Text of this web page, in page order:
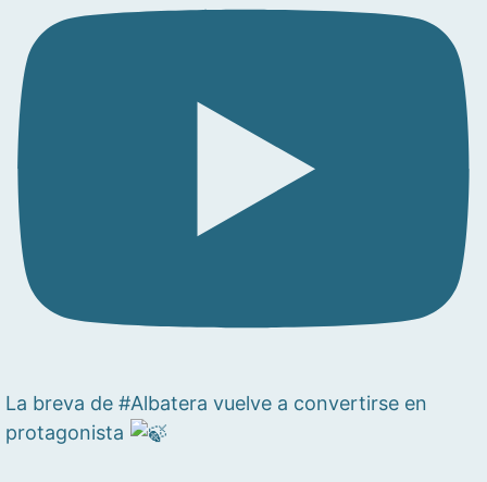
La breva de #Albatera vuelve a convertirse en
protagonista